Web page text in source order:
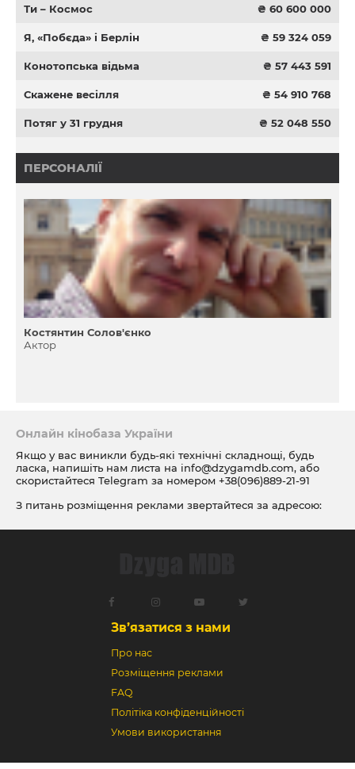
Ти – Космос ₴ 60 600 000
Я, «Побєда» і Берлін ₴ 59 324 059
Конотопська відьма ₴ 57 443 591
Скажене весілля ₴ 54 910 768
Потяг у 31 грудня ₴ 52 048 550
ПЕРСОНАЛІЇ
Костянтин Солов'єнко
Актор
Онлайн кінобаза України
Якщо у вас виникли будь-які технічні складнощі, будь
ласка, напишіть нам листа на info@dzygamdb.com, або
скористайтеся Telegram за номером +38(096)889-21-91
З питань розміщення реклами звертайтеся за адресою:
посиланням
Зв’язатися з нами
Про нас
Розміщення реклами
FAQ
Політіка конфіденційності
Умови використання